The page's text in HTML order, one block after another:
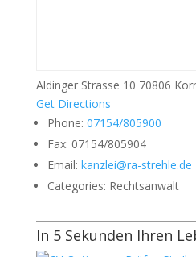
Aldinger Strasse 10 70806
Get Directions
Phone: 07154/805900
Fax: 07154/805904
Email: kanzlei@ra-strehle.de
Categories: Rechtsanwalt
In 5 Sekunden Ihren